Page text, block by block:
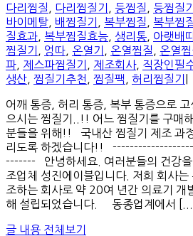
다리찜질
다리찜질기 등찜질 등찜질기
바이메탈
배찜질기 복부찜질 복부찜
질효과
복부찜질효능 생리통 아랫배
찜질기
엉따 온열기 온열찜질 온열찜
파
제스파찜질기 제조회사, 직장인필
생산
찜질기추천 찜질팩 허리찜질기
어깨 통증, 허리 통증, 복부 통증으로
으시는 찜질기..!! 어느 찜질기를 구매
분들을 위해!! 국내산 찜질기 제조 과
리도록 하겠습니다!!
------- 안녕하세요. 여러분들의 건강을
조업체 성진에이블입니다. 저희 회사는
조하는 회사로 약 20여 년간 의료기 개
해 설립되었습니다. 동종업계에서 [...]
글 내용 전체보기